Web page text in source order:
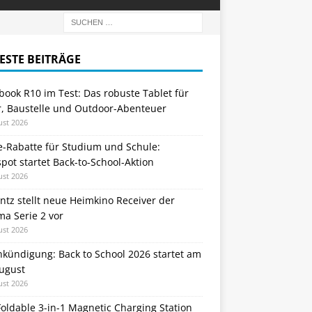
BEITRÄGE
R10 im Test: Das robuste Tablet für
Baustelle und Outdoor-Abenteuer
2026
Rabatte für Studium und Schule:
startet Back-to-School-Aktion
2026
stellt neue Heimkino Receiver der
Serie 2 vor
2026
Back to School 2026 startet am
2026
3-in-1 Magnetic Charging Station